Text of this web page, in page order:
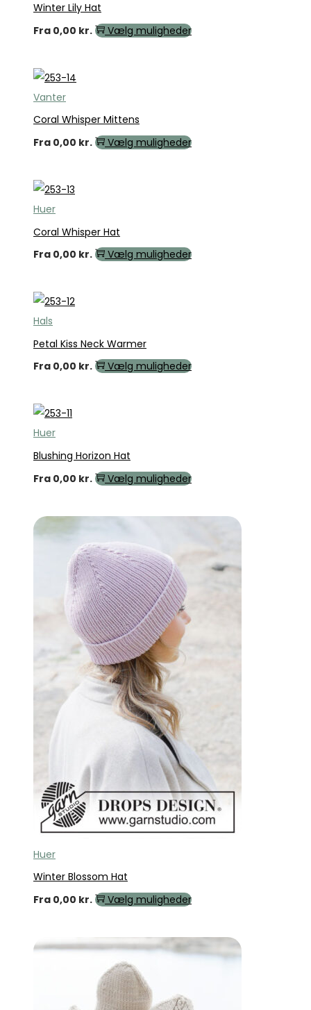
Winter Lily Hat
Fra 0,00 kr. Vælg muligheder
Vanter
Coral Whisper Mittens
Fra 0,00 kr. Vælg muligheder
Huer
Coral Whisper Hat
Fra 0,00 kr. Vælg muligheder
Hals
Petal Kiss Neck Warmer
Fra 0,00 kr. Vælg muligheder
Huer
Blushing Horizon Hat
Fra 0,00 kr. Vælg muligheder
Huer
Winter Blossom Hat
Fra 0,00 kr. Vælg muligheder